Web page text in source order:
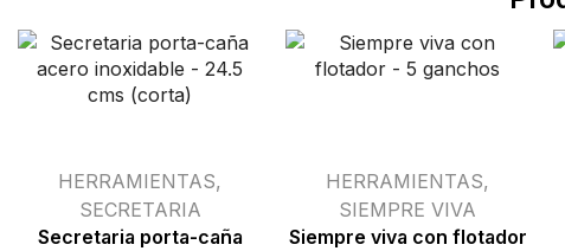
selección
HERRAMIENTAS,
SECRETARIA
Secretaria porta-caña
selección
HERRAMIENTAS,
SIEMPRE VIVA
Siempre viva con flotador